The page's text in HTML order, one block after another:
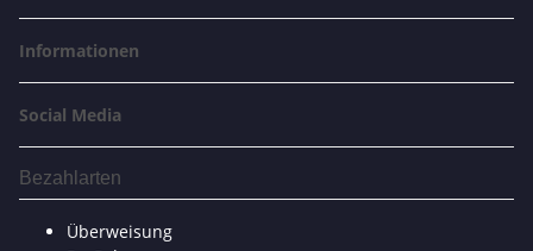
Informationen
Social Media
Bezahlarten
Überweisung